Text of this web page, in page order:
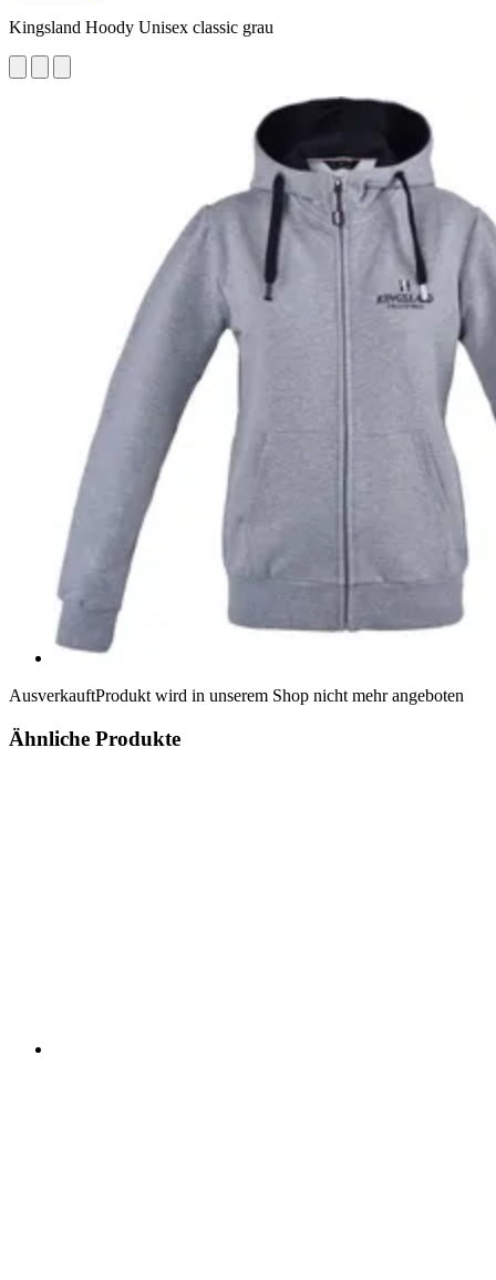
Kingsland Hoody Unisex classic grau
AusverkauftProdukt wird in unserem Shop nicht mehr angeboten
Ähnliche Produkte